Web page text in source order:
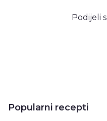
Podijeli
Popularni recepti